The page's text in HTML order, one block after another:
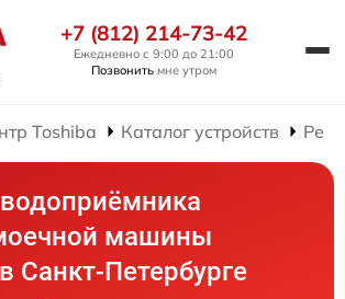
+7 (812) 214-73-42
Ежедневно с 9:00 до 21:00
Позвонить мне утром
Toshiba Каталог устройств
машины
Санкт-Петербурге